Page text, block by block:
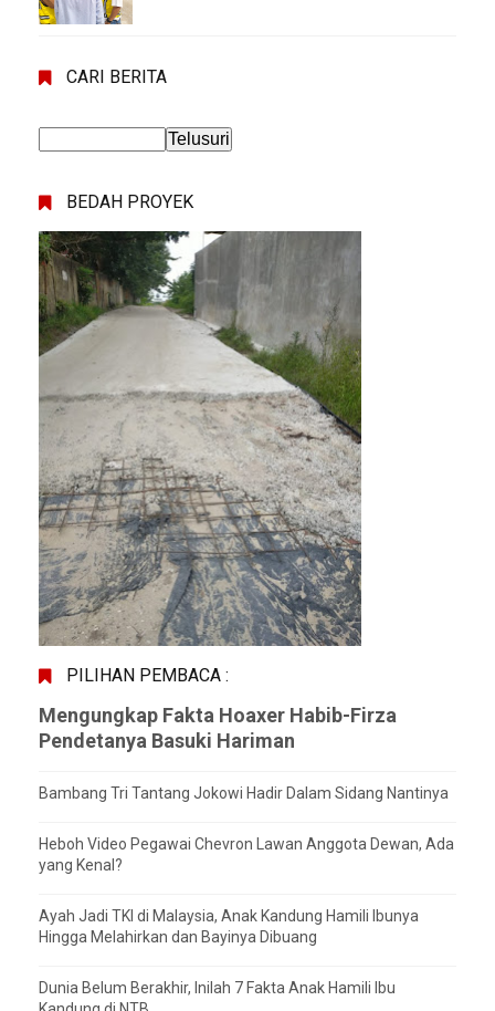
CARI BERITA
BEDAH PROYEK
PILIHAN PEMBACA :
Mengungkap Fakta Hoaxer Habib-Firza
Pendetanya Basuki Hariman
Bambang Tri Tantang Jokowi Hadir Dalam Sidang Nantinya
Heboh Video Pegawai Chevron Lawan Anggota Dewan, Ada
yang Kenal?
Ayah Jadi TKI di Malaysia, Anak Kandung Hamili Ibunya
Hingga Melahirkan dan Bayinya Dibuang
Dunia Belum Berakhir, Inilah 7 Fakta Anak Hamili Ibu